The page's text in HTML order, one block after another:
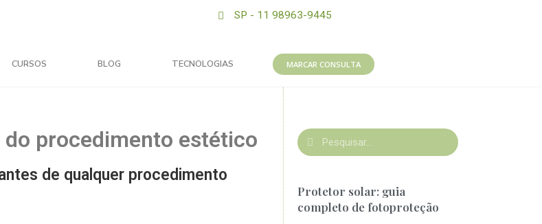
SP - 11 98963-9445
CURSOS BLOG TECNOLOGIAS MARCAR CONSULTA
procedimento estético
de qualquer procedimento
Protetor solar: guia
completo de fotoproteção